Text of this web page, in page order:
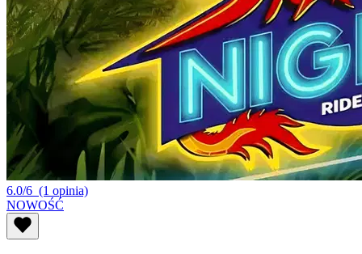
6.0/6 (1 opinia)
NOWOŚĆ